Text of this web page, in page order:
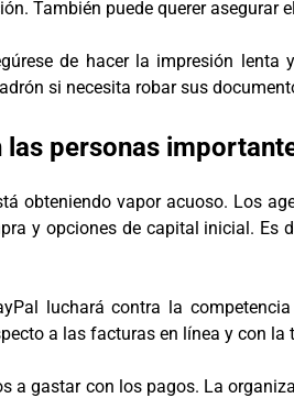
También puede querer asegurar
de hacer la impresión lenta
si necesita robar sus
personas
obteniendo vapor acuoso. Los
y opciones de capital inicial. Es
luchará contra la
a las facturas en línea y con la
a gastar con los pagos. La